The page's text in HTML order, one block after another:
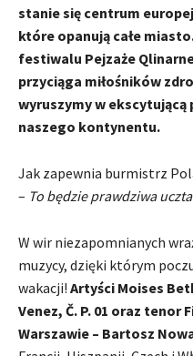
stanie się centrum
które opanują całe
festiwalu Pejzaże
przyciąga miłośników
wyruszymy w
naszego kontynentu.
Jak zapewnia burmistrz
– To będzie prawdziwa
W wir niezapomnianych
muzycy, dzięki którym
wakacji! Artyści Moises
Venez, Č. P. 01 oraz
Warszawie – Bartosz